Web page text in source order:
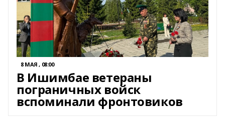
8 МАЯ , 08:00
В Ишимбае ветераны
пограничных войск
вспоминали фронтовиков